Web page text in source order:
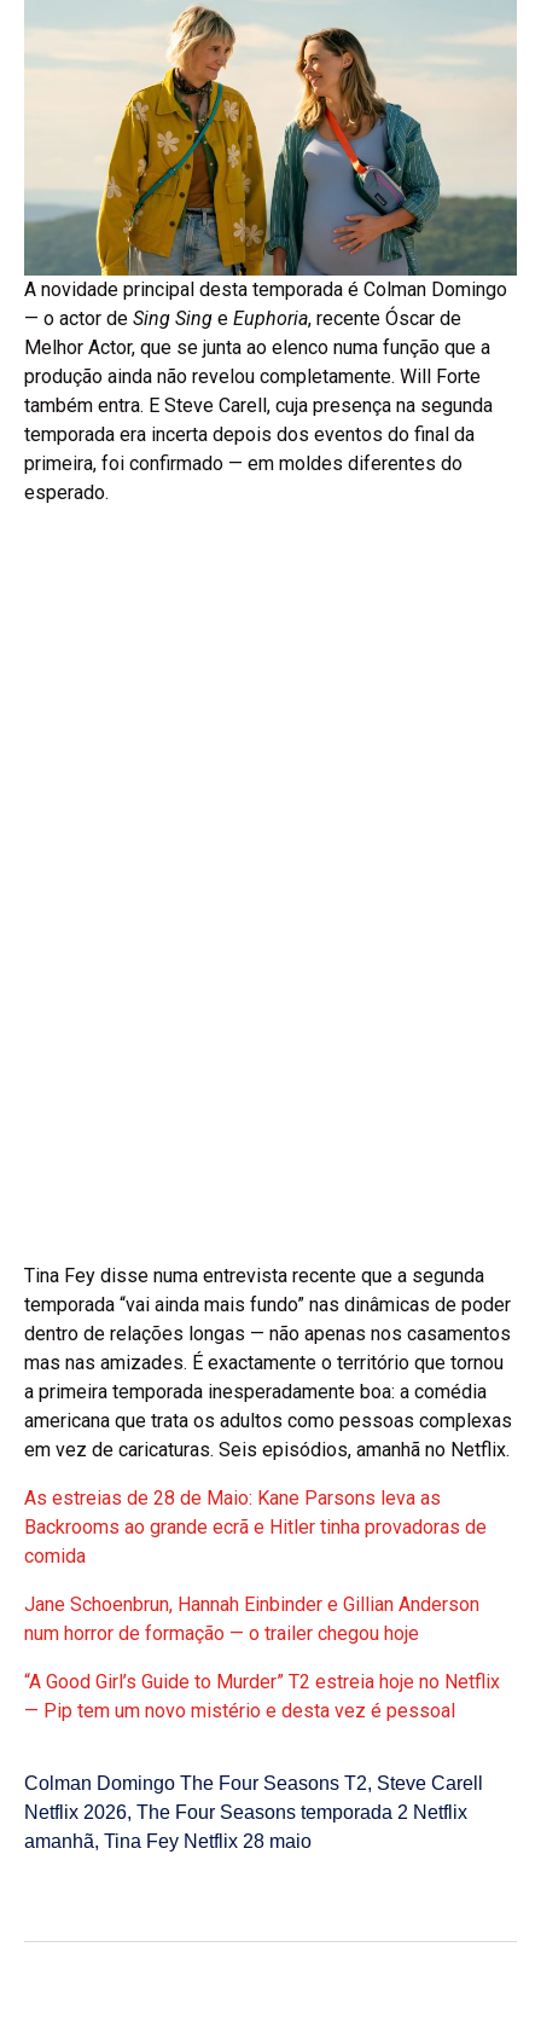
A novidade principal desta temporada é Colman Domingo
— o actor de Sing Sing e Euphoria, recente Óscar de
Melhor Actor, que se junta ao elenco numa função que a
produção ainda não revelou completamente. Will Forte
também entra. E Steve Carell, cuja presença na segunda
temporada era incerta depois dos eventos do final da
primeira, foi confirmado — em moldes diferentes do
esperado.
Tina Fey disse numa entrevista recente que a segunda
temporada “vai ainda mais fundo” nas dinâmicas de poder
dentro de relações longas — não apenas nos casamentos
mas nas amizades. É exactamente o território que tornou
a primeira temporada inesperadamente boa: a comédia
americana que trata os adultos como pessoas complexas
em vez de caricaturas. Seis episódios, amanhã no Netflix.
As estreias de 28 de Maio: Kane Parsons leva as
Backrooms ao grande ecrã e Hitler tinha provadoras de
comida
Jane Schoenbrun, Hannah Einbinder e Gillian Anderson
num horror de formação — o trailer chegou hoje
“A Good Girl’s Guide to Murder” T2 estreia hoje no Netflix
— Pip tem um novo mistério e desta vez é pessoal
Colman Domingo The Four Seasons T2, Steve Carell
Netflix 2026, The Four Seasons temporada 2 Netflix
amanhã, Tina Fey Netflix 28 maio